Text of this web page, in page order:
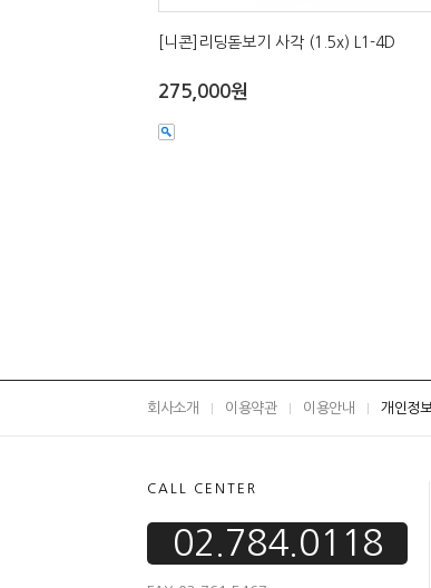
[니콘]리딩돋보기 사각 (1.5x) L1-4D
275,000원
회사소개 이용약관 이용안내 개인정
CALL CENTER
02.784.0118